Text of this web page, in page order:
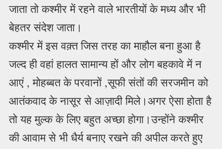
जाता तो कश्मीर में रहने वाले भारतीयों के मध्य और भी
बेहतर संदेश जाता।
कश्मीर में इस वक़्त जिस तरह का माहौल बना हुआ है
जल्द ही वहां हालत सामान्य हों और लोग बहकावे में न
आएं , मोहब्बत के परवानों ,सूफी संतों की सरजमीन को
आतंकवाद के नासूर से आज़ादी मिले।अगर ऐसा होता है
तो यह मुल्क के लिए बहुत अच्छा होगा।उन्होंने कश्मीर
की आवाम से भी धैर्य बनाए रखने की अपील करते हुए